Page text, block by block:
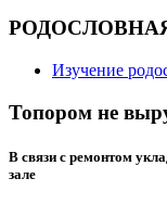
Изучение
Топором не
В связи с ремонтом
зале